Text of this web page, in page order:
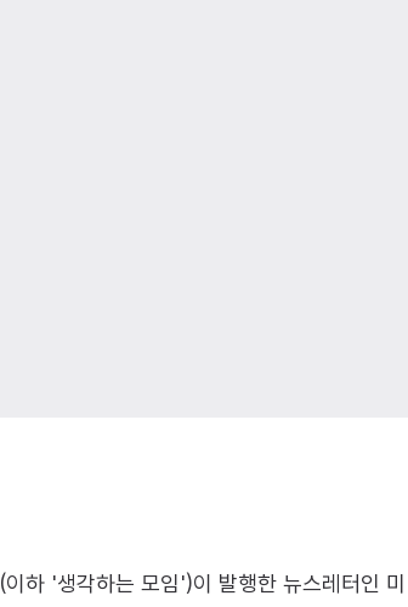
하 '생각하는 모임')이 발행한 뉴스레터인 미